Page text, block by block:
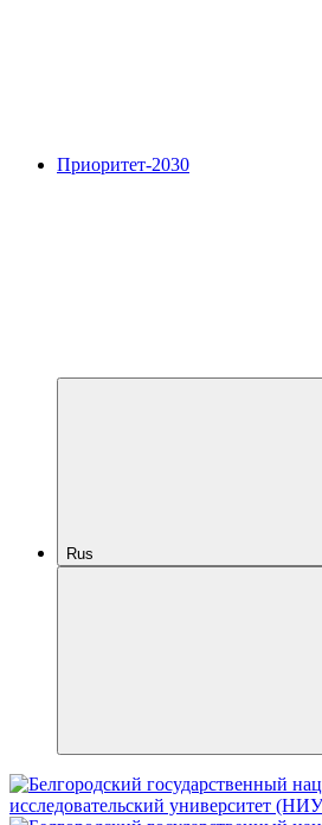
Приоритет-2030
Rus